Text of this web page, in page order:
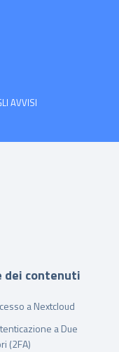
AVVISI
dei contenuti
a Nextcloud
a Due
(2FA)